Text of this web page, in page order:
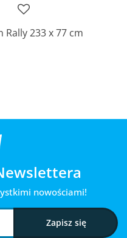
Rally 233 x 77 cm
nowościami!